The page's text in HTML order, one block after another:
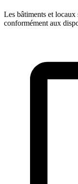
Les bâtiments et locaux
conformément aux